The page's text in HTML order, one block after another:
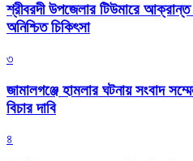
শ্রীবরদী উপজেলার টিউমারে
অনিশ্চিত চিকিৎসা
৩
জামালগঞ্জে হামলার ঘটনায় সংবাদ
বিচার দাবি
৪